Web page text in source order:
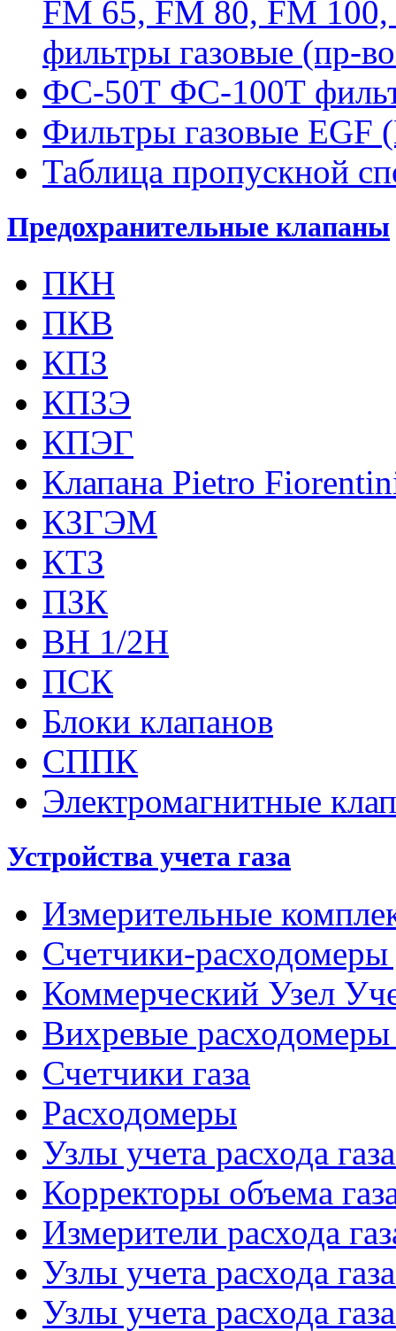
FM 65, FM 80, FM
фильтры газовые (пр-
ФС-50Т ФС-100Т
Фильтры газовые EGF
Таблица пропускной
Предохранительные клапаны
ПКН
ПКВ
КПЗ
КПЗЭ
КПЭГ
Клапана Pietro
КЗГЭМ
КТЗ
ПЗК
ВН 1/2Н
ПСК
Блоки клапанов
СППК
Электромагнитные
Устройства учета газа
Измерительные
Счетчики-расходомеры
Коммерческий Узел
Вихревые расходомеры
Счетчики газа
Расходомеры
Узлы учета расхода
Корректоры объема
Измерители расхода
Узлы учета расхода
Узлы учета расхода